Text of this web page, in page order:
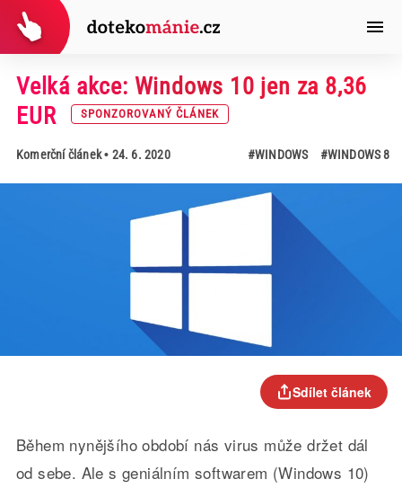
Velká akce: Windows 10 jen za 8,36
EUR
SPONZOROVANÝ ČLÁNEK
Komerční článek• 24. 6. 2020 #WINDOWS #WINDOWS 8
Sdílet článek
Během nynějšího období nás virus může držet dál
od sebe. Ale s geniálním softwarem (Windows 10)